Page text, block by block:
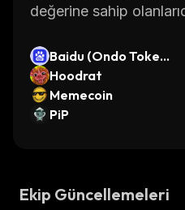
değerine sahip
Baidu (Ondo Tokeni
zed Stock)
Hoodrat
Memecoin
PiP
Ekip Güncellemeleri